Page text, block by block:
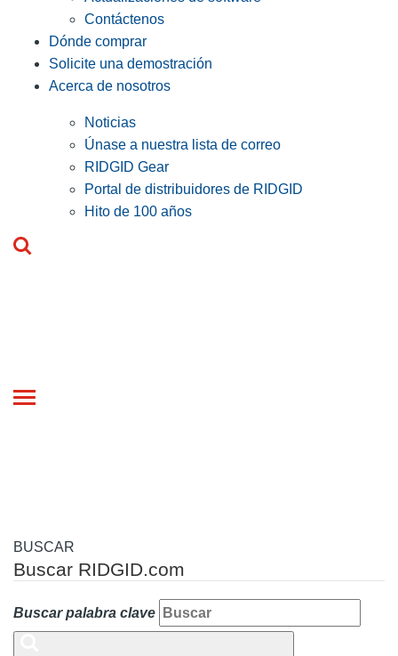
Contáctenos
Dónde comprar
Solicite una demostración
Acerca de nosotros
Noticias
Únase a nuestra lista de correo
RIDGID Gear
Portal de distribuidores de RIDGID
Hito de 100 años
Toggle
BUSCAR
Buscar RIDGID.com
Buscar palabra clave